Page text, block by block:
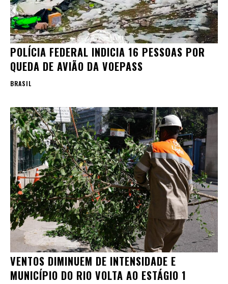
POLÍCIA FEDERAL INDICIA 16 PESSOAS POR
QUEDA DE AVIÃO DA VOEPASS
BRASIL
VENTOS DIMINUEM DE INTENSIDADE E
MUNICÍPIO DO RIO VOLTA AO ESTÁGIO 1